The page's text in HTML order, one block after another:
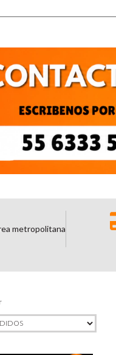
metropolitana